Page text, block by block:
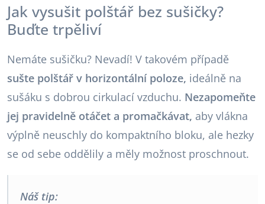
Jak vysušit polštář bez sušičky?
Buďte trpěliví
Nemáte sušičku? Nevadí! V takovém případě
sušte polštář v horizontální poloze, ideálně na
sušáku s dobrou cirkulací vzduchu. Nezapomeňte
jej pravidelně otáčet a promačkávat, aby vlákna
výplně neuschly do kompaktního bloku, ale hezky
se od sebe oddělily a měly možnost proschnout.
Náš tip: